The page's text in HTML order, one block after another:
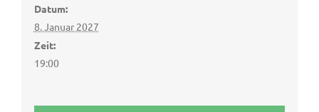
Datum:
8. Januar 2027
Zeit:
19:00